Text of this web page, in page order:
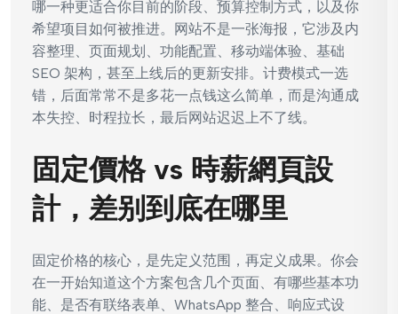
哪一种更适合你目前的阶段、预算控制方式，以及你
希望项目如何被推进。网站不是一张海报，它涉及内
容整理、页面规划、功能配置、移动端体验、基础
SEO 架构，甚至上线后的更新安排。计费模式一选
错，后面常常不是多花一点钱这么简单，而是沟通成
本失控、时程拉长，最后网站迟迟上不了线。
固定價格 vs 時薪網頁設
計，差别到底在哪里
固定价格的核心，是先定义范围，再定义成果。你会
在一开始知道这个方案包含几个页面、有哪些基本功
能、是否有联络表单、WhatsApp 整合、响应式设